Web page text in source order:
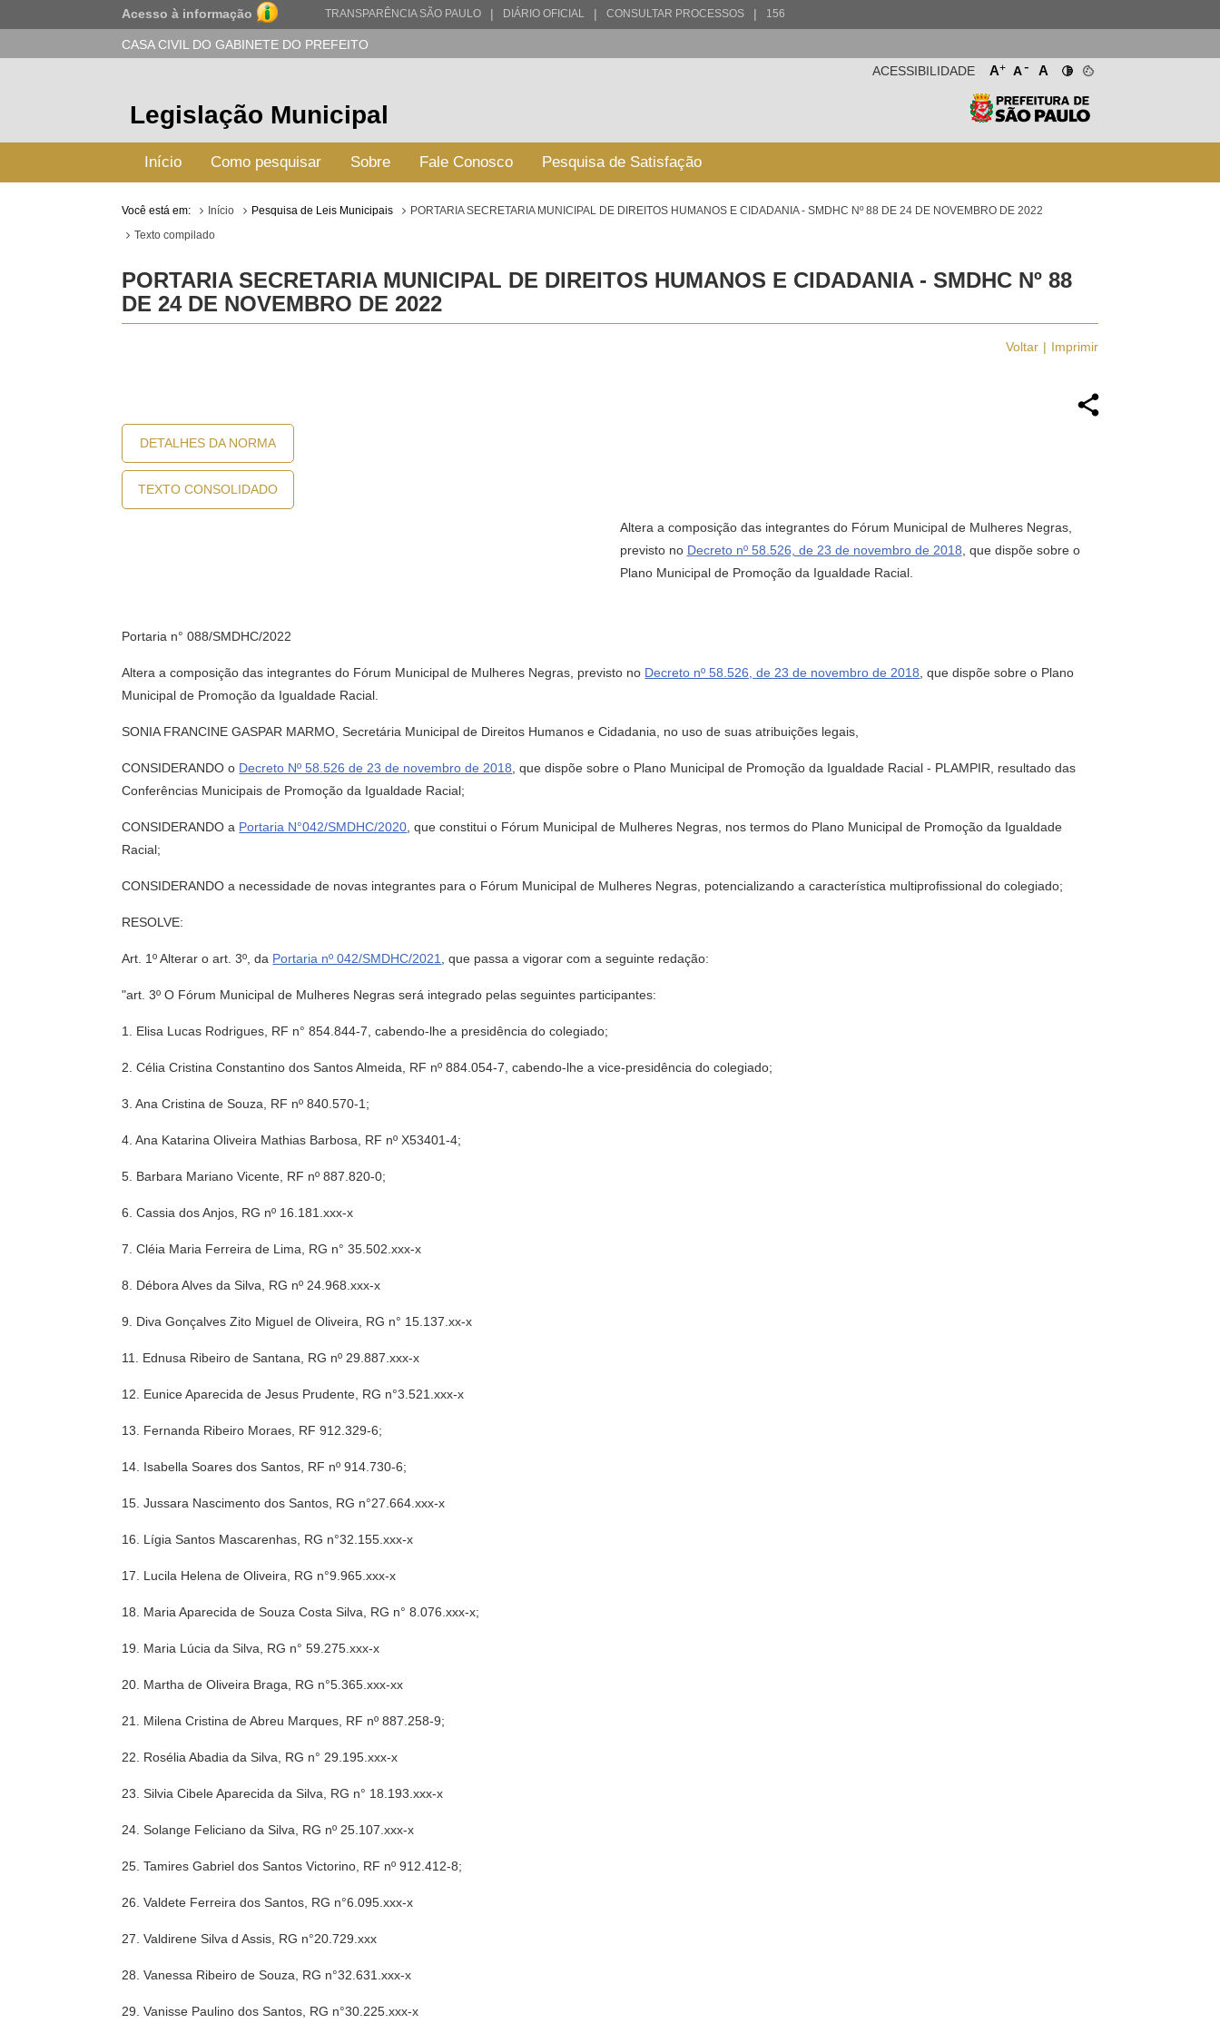
Acesso à informação TRANSPARÊNCIA SÃO PAULO | DIÁRIO OFICIAL | CONSULTAR PROCESSOS | 156
CASA CIVIL DO GABINETE DO PREFEITO
A+ A- A
ACESSIBILIDADE
Legislação Municipal
Início Como pesquisar Sobre Fale Conosco Pesquisa de Satisfação
Você está em: Início Pesquisa de Leis Municipais
PORTARIA SECRETARIA MUNICIPAL DE DIREITOS HUMANOS E CIDADANIA - SMDHC Nº 88 DE 24 DE NOVEMBRO DE 2022
Texto compilado
PORTARIA SECRETARIA MUNICIPAL DE DIREITOS HUMANOS E CIDADANIA - SMDHC Nº 88
DE 24 DE NOVEMBRO DE 2022
Voltar Imprimir
DETALHES DA NORMA
TEXTO CONSOLIDADO
Altera a composição das integrantes do Fórum Municipal de Mulheres Negras,
previsto no Decreto nº 58.526, de 23 de novembro de 2018 , que dispõe sobre o
Plano Municipal de Promoção da Igualdade Racial.
Portaria n° 088/SMDHC/2022
Altera a composição das integrantes do Fórum Municipal de Mulheres Negras, previsto no Decreto nº 58.526, de 23 de novembro de 2018 , que dispõe sobre o Plano
Municipal de Promoção da Igualdade Racial.
SONIA FRANCINE GASPAR MARMO, Secretária Municipal de Direitos Humanos e Cidadania, no uso de suas atribuições legais,
CONSIDERANDO o Decreto Nº 58.526 de 23 de novembro de 2018 , que dispõe sobre o Plano Municipal de Promoção da Igualdade Racial - PLAMPIR, resultado das
Conferências Municipais de Promoção da Igualdade Racial;
CONSIDERANDO a Portaria N°042/SMDHC/2020 , que constitui o Fórum Municipal de Mulheres Negras, nos termos do Plano Municipal de Promoção da Igualdade
Racial;
CONSIDERANDO a necessidade de novas integrantes para o Fórum Municipal de Mulheres Negras, potencializando a característica multiprofissional do colegiado;
RESOLVE:
Art. 1º Alterar o art. 3º, da Portaria nº 042/SMDHC/2021 , que passa a vigorar com a seguinte redação:
"art. 3º O Fórum Municipal de Mulheres Negras será integrado pelas seguintes participantes:
1. Elisa Lucas Rodrigues, RF n° 854.844-7, cabendo-lhe a presidência do colegiado;
2. Célia Cristina Constantino dos Santos Almeida, RF nº 884.054-7, cabendo-lhe a vice-presidência do colegiado;
3. Ana Cristina de Souza, RF nº 840.570-1;
4. Ana Katarina Oliveira Mathias Barbosa, RF nº X53401-4;
5. Barbara Mariano Vicente, RF nº 887.820-0;
6. Cassia dos Anjos, RG nº 16.181.xxx-x
7. Cléia Maria Ferreira de Lima, RG n° 35.502.xxx-x
8. Débora Alves da Silva, RG nº 24.968.xxx-x
9. Diva Gonçalves Zito Miguel de Oliveira, RG n° 15.137.xx-x
11. Ednusa Ribeiro de Santana, RG nº 29.887.xxx-x
12. Eunice Aparecida de Jesus Prudente, RG n°3.521.xxx-x
13. Fernanda Ribeiro Moraes, RF 912.329-6;
14. Isabella Soares dos Santos, RF nº 914.730-6;
15. Jussara Nascimento dos Santos, RG n°27.664.xxx-x
16. Lígia Santos Mascarenhas, RG n°32.155.xxx-x
17. Lucila Helena de Oliveira, RG n°9.965.xxx-x
18. Maria Aparecida de Souza Costa Silva, RG n° 8.076.xxx-x;
19. Maria Lúcia da Silva, RG n° 59.275.xxx-x
20. Martha de Oliveira Braga, RG n°5.365.xxx-xx
21. Milena Cristina de Abreu Marques, RF nº 887.258-9;
22. Rosélia Abadia da Silva, RG n° 29.195.xxx-x
23. Silvia Cibele Aparecida da Silva, RG n° 18.193.xxx-x
24. Solange Feliciano da Silva, RG nº 25.107.xxx-x
25. Tamires Gabriel dos Santos Victorino, RF nº 912.412-8;
26. Valdete Ferreira dos Santos, RG n°6.095.xxx-x
27. Valdirene Silva d Assis, RG n°20.729.xxx
28. Vanessa Ribeiro de Souza, RG n°32.631.xxx-x
29. Vanisse Paulino dos Santos, RG n°30.225.xxx-x